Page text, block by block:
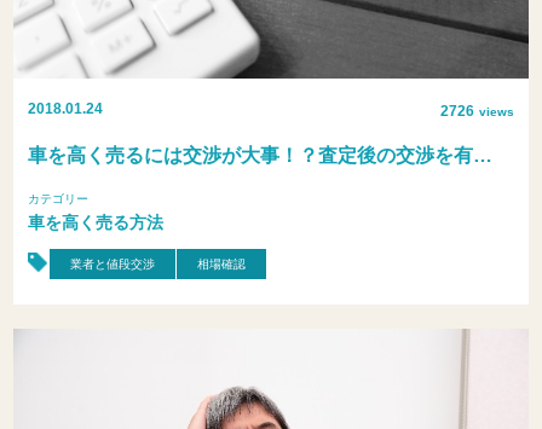
2018.01.24 2726 views
車を高く売るには交渉が大事！？査定後の交渉を有…
カテゴリー
車を高く売る方法
業者と値段交渉 相場確認